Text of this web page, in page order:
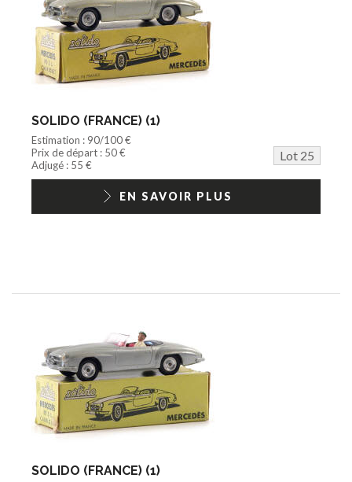
SOLIDO (FRANCE) (1)
Estimation : 90/100 €
Prix de départ : 50 €
Lot 25
Adjugé : 55 €
EN SAVOIR PLUS
SOLIDO (FRANCE) (1)